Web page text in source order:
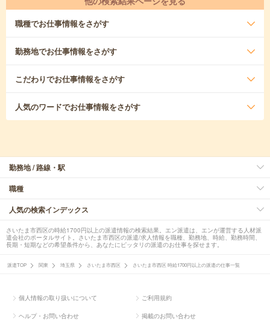
職種でお仕事情報をさがす
勤務地でお仕事情報をさがす
こだわりでお仕事情報をさがす
人気のワードでお仕事情報をさがす
勤務地 / 路線・駅
職種
人気の検索インデックス
さいたま市西区の時給1700円以上の派遣情報の検索結果。エン派遣は、エンが運営する人材派
遣会社のポータルサイト。さいたま市西区の派遣/求人情報を職種、勤務地、時給、勤務時間、
長期・短期などの希望条件から、あなたにピッタリの派遣のお仕事を探せます。
派遣TOP 関東 埼玉県 さいたま市西区 さいたま市西区 時給1700円以上の派遣の仕事一覧
個人情報の取り扱いについて ご利用規約
ヘルプ・お問い合わせ 掲載のお問い合わせ